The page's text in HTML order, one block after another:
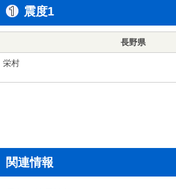
震度1
長野県
栄村
関連情報